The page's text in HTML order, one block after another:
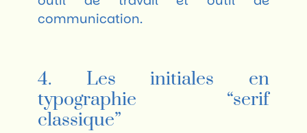
communication.
4. Les initiales en
typographie “serif
classique”